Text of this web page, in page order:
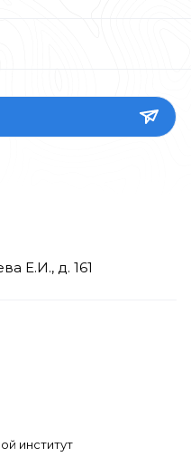
Е.И., д. 161
институт